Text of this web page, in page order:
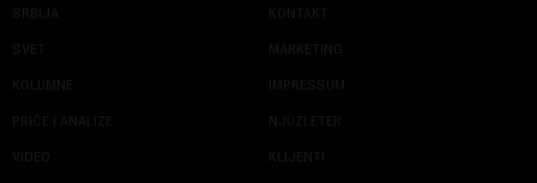
SRBIJA
SVET
KOLUMNE
PRIČE I ANALIZE
VIDEO
KONTAKT
MARKETING
IMPRESSUM
NJUZLETER
KLIJENTI